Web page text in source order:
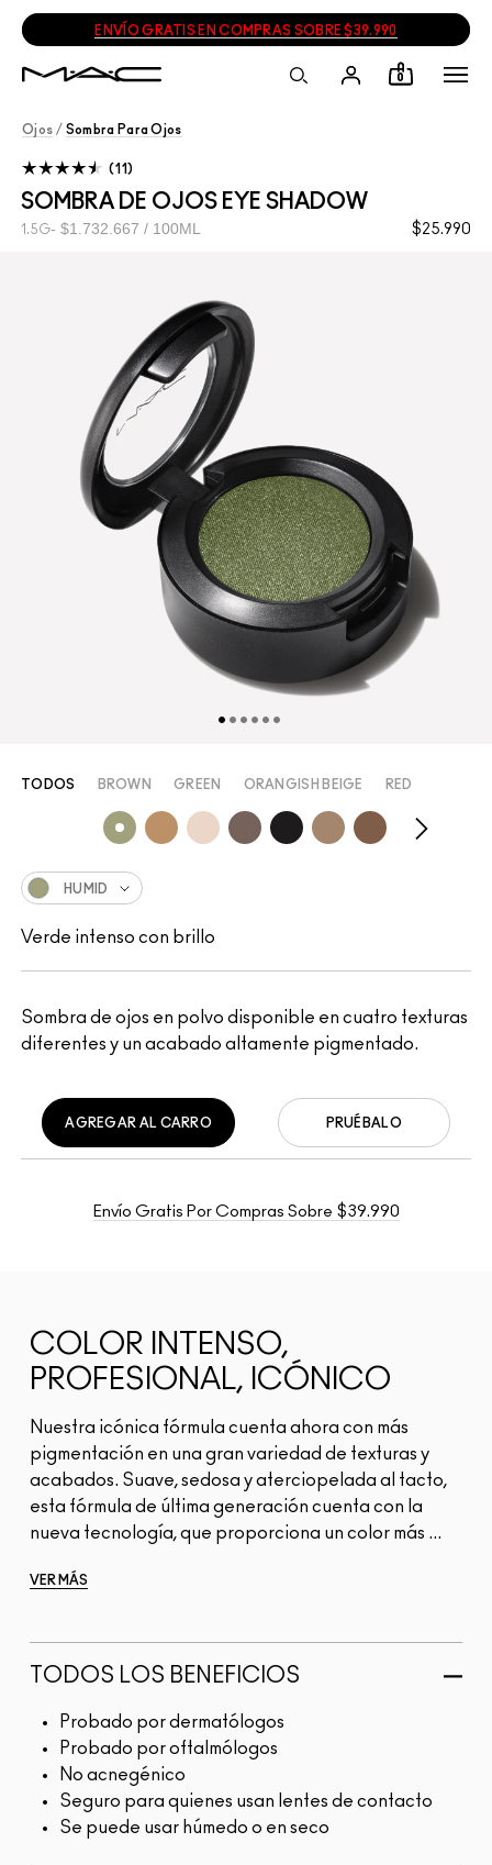
ENVÍO GRATIS EN COMPRAS SOBRE $39.990
0
Ojos / Sombra Para Ojos
SOMBRA DE OJOS EYE SHADOW
$25.990
1.5G $1.732.667 / 100ML
11
Sombra de ojos en polvo disponible en cuatro texturas
diferentes y un acabado altamente pigmentado.
TODOS BROWN GREEN ORANGISH BEIGE RED
HUMID
Verde intenso con brillo
PRUÉBALO
AGREGAR AL CARRO
Envío Gratis Por Compras Sobre $39.990
COLOR INTENSO,
PROFESIONAL, ICÓNICO
Nuestra icónica fórmula cuenta ahora con más
pigmentación en una gran variedad de texturas y
acabados. Suave, sedosa y aterciopelada al tacto,
esta fórmula de última generación cuenta con la
nueva tecnología, que proporciona un color más ...
VER MÁS
TODOS LOS BENEFICIOS
Probado por dermatólogos
Probado por oftalmólogos
No acnegénico
Seguro para quienes usan lentes de contacto
Se puede usar húmedo o en seco